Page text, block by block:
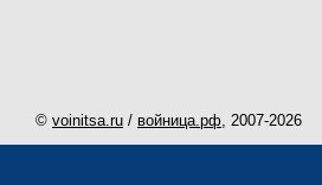
© voinitsa.ru / войница.рф, 2007-2026